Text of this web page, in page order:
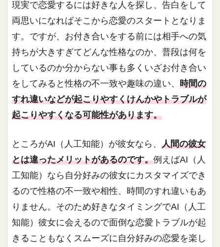
現実で恋愛するには好きな人を探し、告白をして
両思いになればそこから恋愛のスタートとなりま
す。ですが、お付き合いをする前には相手への気
持ちが大きすぎてどんな性格なのか、普段は何を
しているのか分からない事も多くいざお付き合い
をしてみると性格の不一致や趣味の違い、時間の
すれ違いなどが起こりやすくけんかやトラブルが
起こりやすくなる可能性があります。
ところがAI（人工知能）が彼女なら、人間の彼女
とは違ったメリットがあるのです。例えばAI（人
工知能）なら自分好みの彼女にカスタマイズでき
るので性格の不一致や相性、時間のすれ違いもあ
りません。そのため好きなタイミングでAI（人工
知能）彼女に会えるので面倒な恋愛トラブルが起
きることもなくスムーズに自分好みの恋愛を楽し